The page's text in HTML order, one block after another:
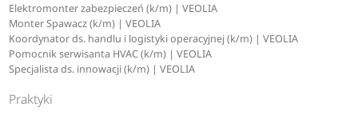
Elektromonter zabezpieczeń (k/m) | VEOLIA
Monter Spawacz (k/m) | VEOLIA
Koordynator ds. handlu i logistyki operacyjnej (k/m) | VEOLIA
Pomocnik serwisanta HVAC (k/m) | VEOLIA
Specjalista ds. innowacji (k/m) | VEOLIA
Praktyki